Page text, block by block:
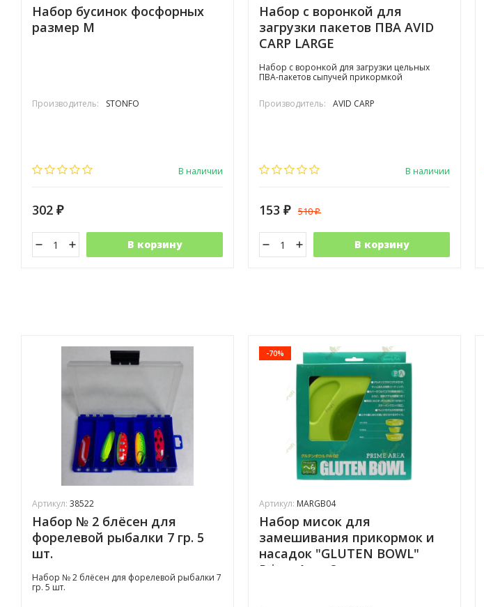
Набор бусинок фосфорных
размер M
Производитель: STONFO
В наличии
302 ₽
В корзину
Набор с воронкой для
загрузки пакетов ПВА AVID
CARP LARGE
Набор с воронкой для загрузки цельных
ПВА-пакетов сыпучей прикормкой
Производитель: AVID CARP
В наличии
153 ₽ 510₽
В корзину
Артикул: 38522
Набор № 2 блёсен для
форелевой рыбалки 7 гр. 5
шт.
Набор № 2 блёсен для форелевой рыбалки 7
гр. 5 шт.
-70%
Артикул: MARGB04
Набор мисок для
замешивания прикормок и
насадок "GLUTEN BOWL"
Prime Area 3 шт.